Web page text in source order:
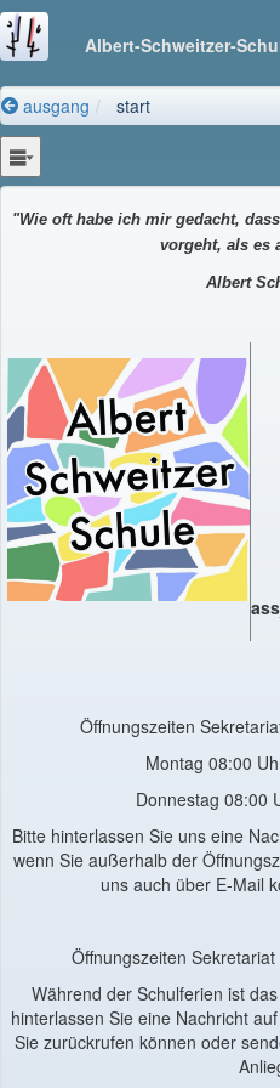
Albert-Schweitzer-
ausgang start
"Wie oft habe ich mir gedacht,
vorgeht, als es
Albert
Öffnungszeiten
Montag 08:00
Donnestag 08:00
Bitte hinterlassen Sie uns eine
wenn Sie außerhalb der
uns auch über E-Mail
Öffnungszeiten
Während der Schulferien ist
hinterlassen Sie eine Nachricht
Sie zurückrufen können oder